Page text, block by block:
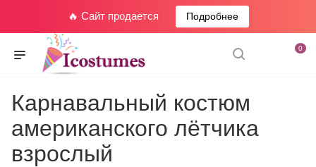
🔥 Сайт продается Подробнее
0
Карнавальный костюм
американского лётчика
взрослый